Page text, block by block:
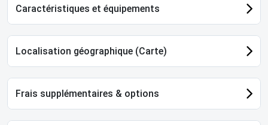
Caractéristiques et équipements
Localisation géographique (Carte)
Frais supplémentaires & options